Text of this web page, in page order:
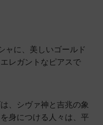
ャに、美しいゴールド
レガントなピアスで
、シヴァ神と吉兆の象
身につける人々は、平